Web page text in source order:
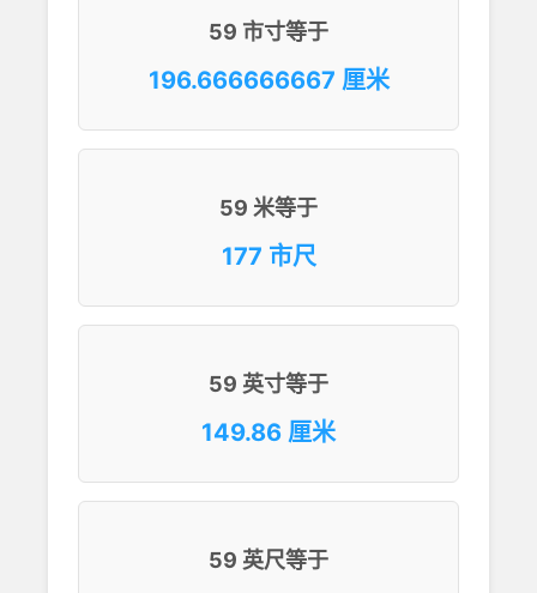
59 市寸等于
196.666666667 厘米
59 米等于
177 市尺
59 英寸等于
149.86 厘米
59 英尺等于